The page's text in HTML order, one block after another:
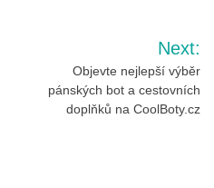
Next:
Objevte nejlepší výběr
pánských bot a cestovních
doplňků na CoolBoty.cz